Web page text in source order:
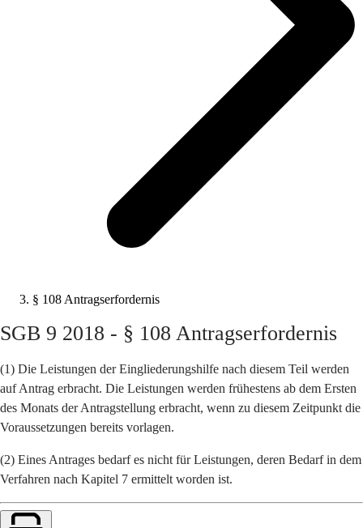
§ 108 Antragserfordernis
SGB 9 2018 - § 108 Antragserfordernis
(1) Die Leistungen der Eingliederungshilfe nach diesem Teil werden
auf Antrag erbracht. Die Leistungen werden frühestens ab dem Ersten
des Monats der Antragstellung erbracht, wenn zu diesem Zeitpunkt die
Voraussetzungen bereits vorlagen.
(2) Eines Antrages bedarf es nicht für Leistungen, deren Bedarf in dem
Verfahren nach Kapitel 7 ermittelt worden ist.